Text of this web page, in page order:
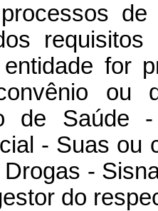
de
for
ou
de Saúde
- Suas ou
-
do